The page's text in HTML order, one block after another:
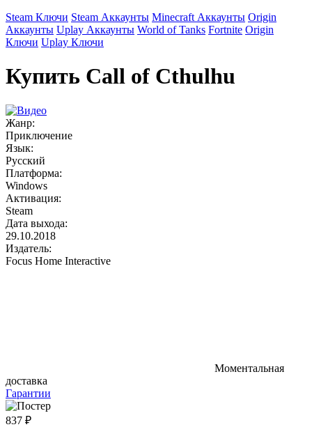
Steam Ключи Steam Аккаунты Minecraft Аккаунты Origin
Аккаунты Uplay Аккаунты World of Tanks Fortnite Origin
Ключи Uplay Ключи
Купить Call of Cthulhu
Жанр:
Приключение
Язык:
Русский
Платформа:
Windows
Активация:
Steam
Дата выхода:
29.10.2018
Издатель:
Focus Home Interactive
Моментальная
доставка
Гарантии
837 ₽